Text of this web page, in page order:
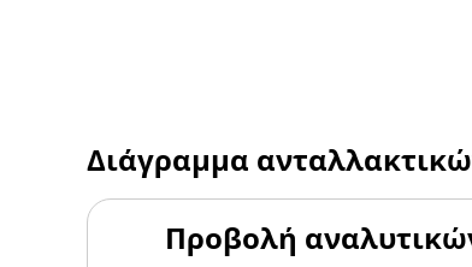
Διάγραμμα
Προβολή